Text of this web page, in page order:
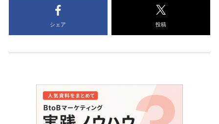
シェア 投稿